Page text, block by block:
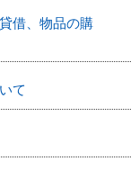
借、物品の購
て